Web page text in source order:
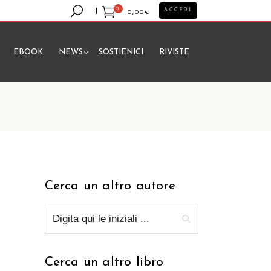
0
0,00€
prodotto nel carrello.
ACCEDI
EBOOK NEWS SOSTIENICI RIVISTE
Cerca un altro autore
Cerca un altro libro